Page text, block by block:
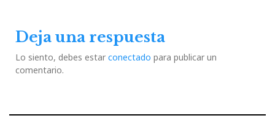
Deja una respuesta
Lo siento, debes estar conectado para publicar un
comentario.